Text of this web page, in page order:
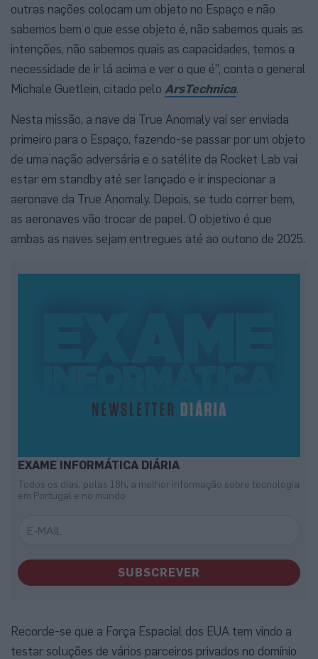
outras nações colocam um objeto no Espaço e não
sabemos bem o que esse objeto é, não sabemos quais as
intenções, não sabemos quais as capacidades, temos a
necessidade de ir lá acima e ver o que é”, conta o general
Michale Guetlein, citado pelo ArsTechnica.
Nesta missão, a nave da True Anomaly vai ser enviada
primeiro para o Espaço, fazendo-se passar por um objeto
de uma nação adversária e o satélite da Rocket Lab vai
estar em standby até ser lançado e ir inspecionar a
aeronave da True Anomaly. Depois, se tudo correr bem,
as aeronaves vão trocar de papel. O objetivo é que
ambas as naves sejam entregues até ao outono de 2025.
EXAME INFORMÁTICA DIÁRIA
Todos os dias, pelas 18h, a melhor informação sobre tecnologia
em Portugal e no mundo
SUBSCREVER
Recorde-se que a Força Espacial dos EUA tem vindo a
testar soluções de vários parceiros privados no domínio